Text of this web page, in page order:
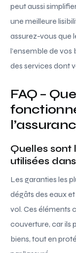
peut aussi
une meilleure
assurez-vous que
l’ensemble de
des services dont
FAQ –
Quelles sont
utilisées
Les garanties les
dégâts des eaux
vol. Ces éléments
couverture, car ils
biens, tout en